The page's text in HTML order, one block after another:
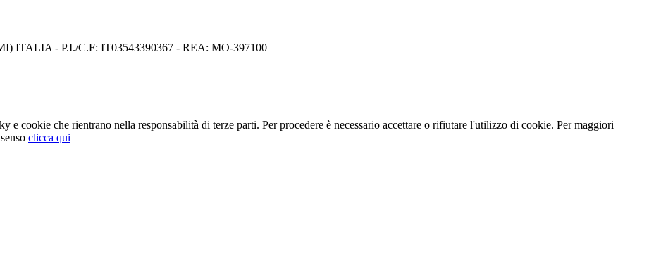
ITALIA - P.I./C.F: IT03543390367 - REA: MO-397100
cookie che rientrano nella responsabilità di terze parti. Per procedere è necessario accettare o rifiutare l'utilizzo di cookie. Per maggiori
clicca qui